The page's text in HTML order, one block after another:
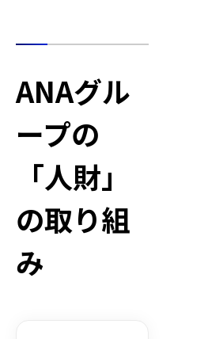
ANAグル
ープの
「人財」
の取り組
み